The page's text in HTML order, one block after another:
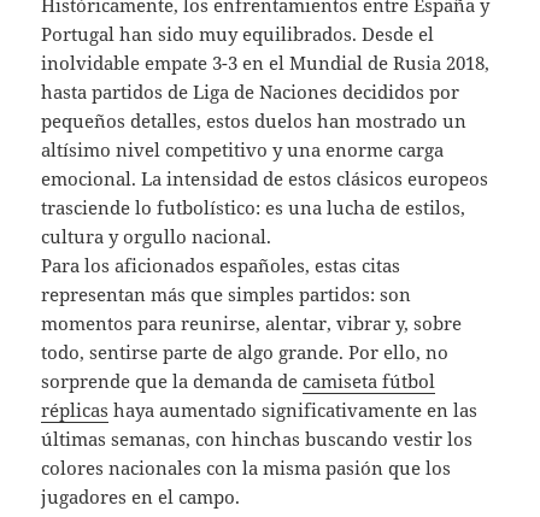
Históricamente, los enfrentamientos entre España y
Portugal han sido muy equilibrados. Desde el
inolvidable empate 3-3 en el Mundial de Rusia 2018,
hasta partidos de Liga de Naciones decididos por
pequeños detalles, estos duelos han mostrado un
altísimo nivel competitivo y una enorme carga
emocional. La intensidad de estos clásicos europeos
trasciende lo futbolístico: es una lucha de estilos,
cultura y orgullo nacional.
Para los aficionados españoles, estas citas
representan más que simples partidos: son
momentos para reunirse, alentar, vibrar y, sobre
todo, sentirse parte de algo grande. Por ello, no
sorprende que la demanda decamiseta fútbol
réplicas haya aumentado significativamente en las
últimas semanas, con hinchas buscando vestir los
colores nacionales con la misma pasión que los
jugadores en el campo.